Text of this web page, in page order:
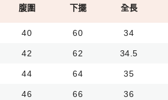
腹圍 下擺 全長
40 60 34
42 62 34.5
44 64 35
46 66 36